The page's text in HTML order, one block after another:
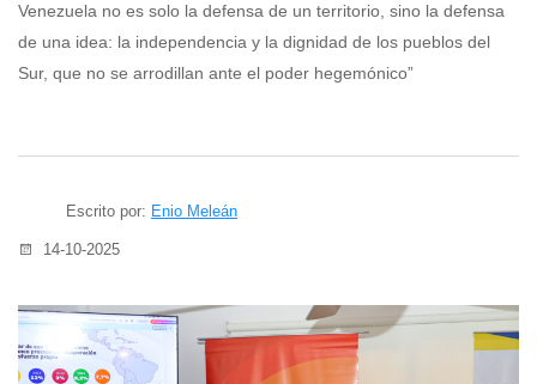
Venezuela no es solo la defensa de un territorio, sino la defensa
de una idea: la independencia y la dignidad de los pueblos del
Sur, que no se arrodillan ante el poder hegemónico”
Escrito por: Enio Meleán
14-10-2025